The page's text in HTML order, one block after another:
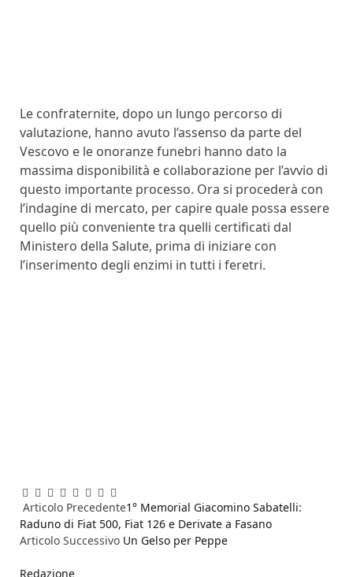
Le confraternite, dopo un lungo percorso di
valutazione, hanno avuto l’assenso da parte del
Vescovo e le onoranze funebri hanno dato la
massima disponibilità e collaborazione per l’avvio di
questo importante processo. Ora si procederà con
l’indagine di mercato, per capire quale possa essere
quello più conveniente tra quelli certificati dal
Ministero della Salute, prima di iniziare con
l’inserimento degli enzimi in tutti i feretri.
Facebook
Twitter
Pinterest
LinkedIn
Reddit
WhatsApp
Telegram
Email
Articolo Precedente1° Memorial Giacomino Sabatelli:
Raduno di Fiat 500, Fiat 126 e Derivate a Fasano
Articolo Successivo Un Gelso per Peppe
Redazione